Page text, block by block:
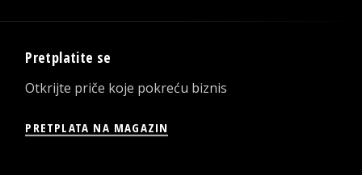
Pretplatite se
Otkrijte priče koje pokreću biznis
PRETPLATA NA MAGAZIN